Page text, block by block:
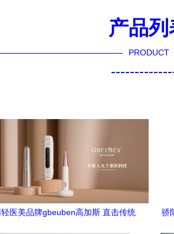
产品列
PRODUCT
医美品牌gbeuben高加斯 直击传统
骄